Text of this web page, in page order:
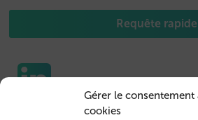
Gérer le consentement
cookies
Requête rapide